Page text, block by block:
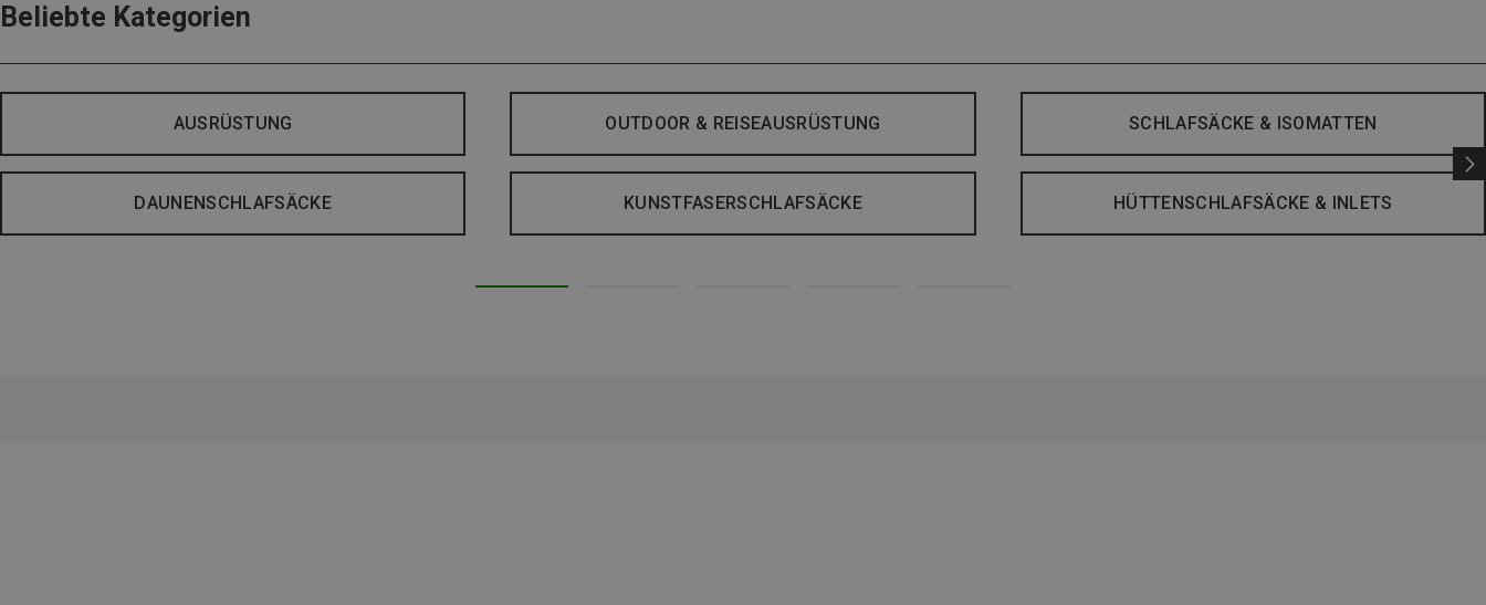
Beliebte Kategorien
AUSRÜSTUNG OUTDOOR & REISEAUSRÜSTUNG SCHLAFSÄCKE & ISOMATTEN
DAUNENSCHLAFSÄCKE KUNSTFASERSCHLAFSÄCKE HÜTTENSCHLAFSÄCKE & INLETS